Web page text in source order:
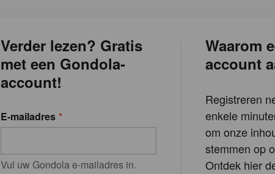
Verder lezen? Gratis
met een Gondola-
account!
E-mailadres
Vul uw Gondola e-mailadres in.
Waarom
account
Registreren
enkele
om onze
stemmen op
Ontdek hier